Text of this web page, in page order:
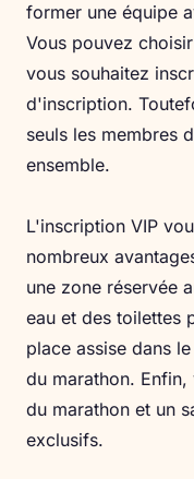
former une équipe
Vous pouvez
vous souhaitez
d'inscription.
seuls les membres
ensemble.
L'inscription VIP
nombreux
une zone réservée
eau et des toilettes
place assise dans
du marathon.
du marathon et un
exclusifs.